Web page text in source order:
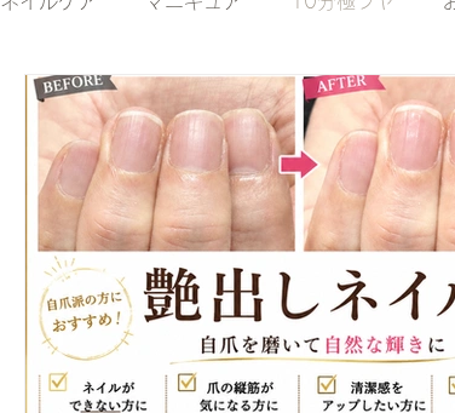
ジェルネイル（ハンド） ジェルネイル（
自爪育成 陥入爪ケア ネイルケア
がん患者ネイルケア トラブルネイル